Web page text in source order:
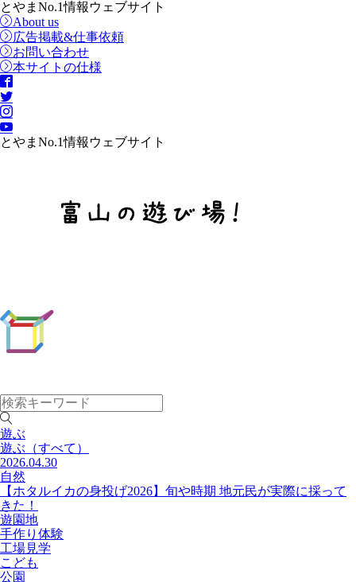
とやまNo.1情報ウェブサイト
About us
広告掲載&仕事依頼
お問い合わせ
本サイトの仕様
とやまNo.1情報ウェブサイト
遊ぶ
遊ぶ （すべて）
2026.04.30
自然
【ホタルイカの身投げ2026】旬や時期 地元民が実際に採って
きた！
遊園地
手作り体験
工場見学
こども
公園